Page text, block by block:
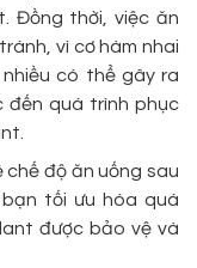
Đồng thời, việc ăn
vì cơ hàm nhai
có thể gây ra
đến quá trình phục
chế độ ăn uống sau
tối ưu hóa quá
được bảo vệ và